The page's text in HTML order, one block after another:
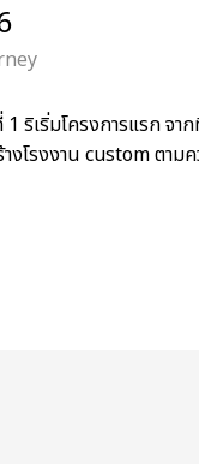
1 ริเริ่มโครงการแรก
งโรงงาน custom ตาม